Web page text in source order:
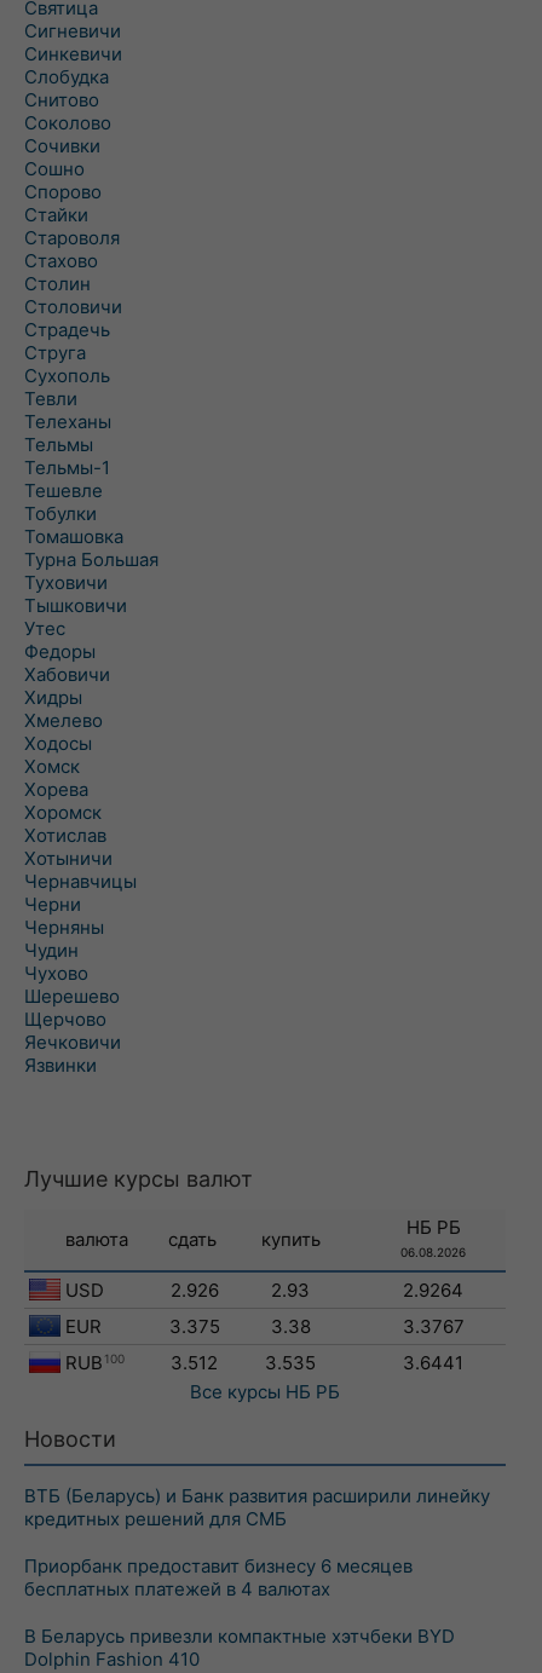
Святица
Сигневичи
Синкевичи
Слобудка
Снитово
Соколово
Сочивки
Сошно
Спорово
Стайки
Староволя
Стахово
Столин
Столовичи
Страдечь
Струга
Сухополь
Тевли
Телеханы
Тельмы
Тельмы-1
Тешевле
Тобулки
Томашовка
Турна Большая
Туховичи
Тышковичи
Утес
Федоры
Хабовичи
Хидры
Хмелево
Ходосы
Хомск
Хорева
Хоромск
Хотислав
Хотыничи
Чернавчицы
Черни
Черняны
Чудин
Чухово
Шерешево
Щерчово
Яечковичи
Язвинки
Лучшие курсы валют
валюта сдать купить
НБ РБ
06.08.2026
USD 2.926 2.93
2.9264
EUR
3.375 3.38
3.3767
RUB 100 3.512 3.535
3.6441
Все курсы НБ РБ
Новости
ВТБ (Беларусь) и Банк развития расширили линейку
кредитных решений для СМБ
Приорбанк предоставит бизнесу 6 месяцев
бесплатных платежей в 4 валютах
В Беларусь привезли компактные хэтчбеки BYD
Dolphin Fashion 410